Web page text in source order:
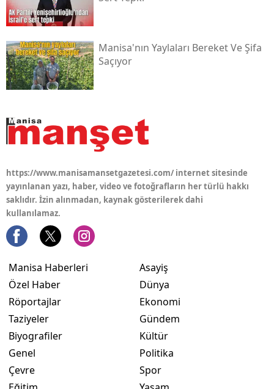
Manisa'nın Yaylaları Bereket Ve Şifa
Saçıyor
https://www.manisamansetgazetesi.com/ internet sitesinde
yayınlanan yazı, haber, video ve fotoğrafların her türlü hakkı
saklıdır. İzin alınmadan, kaynak gösterilerek dahi
kullanılamaz.
Manisa Haberleri
Özel Haber
Röportajlar
Taziyeler
Biyografiler
Genel
Çevre
Asayiş
Dünya
Ekonomi
Gündem
Kültür
Politika
Spor